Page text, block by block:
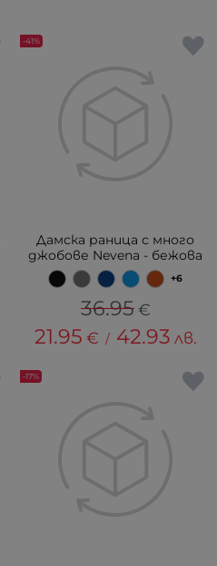
Дамска раница с много
джобове Nevena - бежова
+6
36.95 €
21.95 € / 42.93 лв.
-41%
-17%